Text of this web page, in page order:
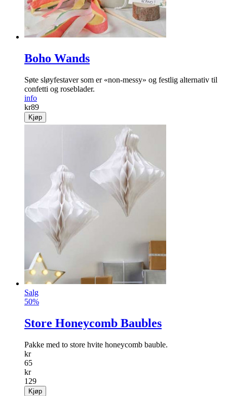
Boho Wands
Søte sløyfestaver som er «non-messy» og festlig alternativ til
confetti og roseblader.
info
kr89
Kjøp
Salg
50%
Store Honeycomb Baubles
Pakke med to store hvite honeycomb bauble.
kr
65
kr
129
Kjøp